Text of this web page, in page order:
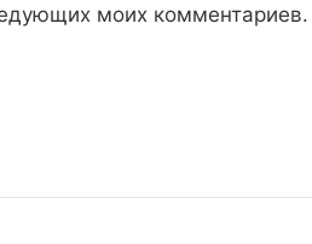
моих комментариев.